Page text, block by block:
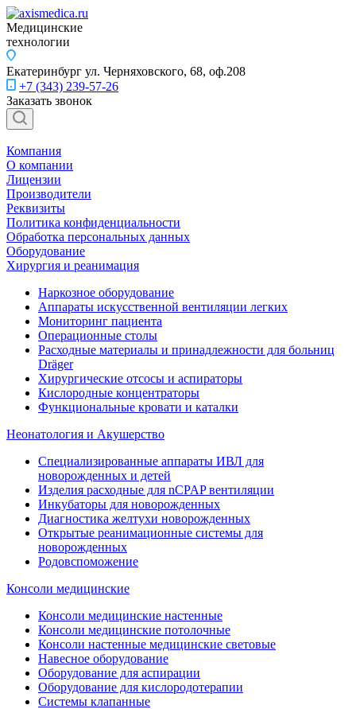
Медицинские
технологии
Екатеринбург ул. Черняховского, 68, оф.208
+7 (343) 239-57-26
Заказать звонок
Компания
О компании
Лицензии
Производители
Реквизиты
Политика конфиденциальности
Обработка персональных данных
Оборудование
Хирургия и реанимация
Наркозное оборудование
Аппараты искусственной вентиляции легких
Мониторинг пациента
Операционные столы
Расходные материалы и принадлежности для больниц
Dräger
Хирургические отсосы и аспираторы
Кислородные концентраторы
Функциональные кровати и каталки
Неонатология и Акушерство
Специализированные аппараты ИВЛ для
новорожденных и детей
Изделия расходные для nCPAP вентиляции
Инкубаторы для новорожденных
Диагностика желтухи новорожденных
Открытые реанимационные системы для
новорожденных
Родовспоможение
Консоли медицинские
Консоли медицинские настенные
Консоли медицинские потолочные
Консоли настенные медицинские световые
Навесное оборудование
Оборудование для аспирации
Оборудование для кислородотерапии
Системы клапанные